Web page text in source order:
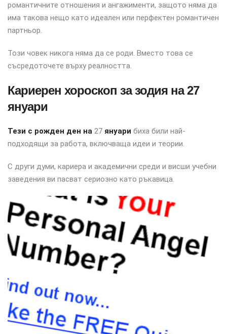
романтичните отношения и ангажименти, защото няма да
има такова нещо като идеален или перфектен романтичен
партньор.
Този човек никога няма да се роди. Вместо това се
съсредоточете върху реалността.
Кариерен хороскоп за зодия на 27
януари
Тези с рожден ден на 27 януари биха били най-
подходящи за работа, включваща идеи и теории.
С други думи, кариера и академични среди и висши учебни
заведения ви пасват сериозно като ръкавица.